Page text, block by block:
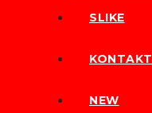
SLIKE
KONTAKT
NEW